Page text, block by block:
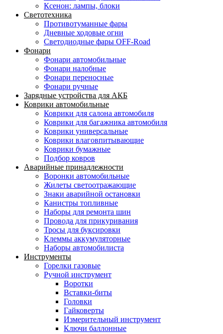
Ксенон: лампы, блоки
Светотехника
Противотуманные фары
Дневные ходовые огни
Светодиодные фары OFF-Road
Фонари
Фонари автомобильные
Фонари налобные
Фонари переносные
Фонари ручные
Зарядные устройства для АКБ
Коврики автомобильные
Коврики для салона автомобиля
Коврики для багажника автомобиля
Коврики универсальные
Коврики влаговпитывающие
Коврики бумажные
Подбор ковров
Аварийные принадлежности
Воронки автомобильные
Жилеты светоотражающие
Знаки аварийной остановки
Канистры топливные
Наборы для ремонта шин
Провода для прикуривания
Тросы для буксировки
Клеммы аккумуляторные
Наборы автомобилиста
Инструменты
Горелки газовые
Ручной инструмент
Воротки
Вставки-биты
Головки
Гайковерты
Измерительный инструмент
Ключи баллонные